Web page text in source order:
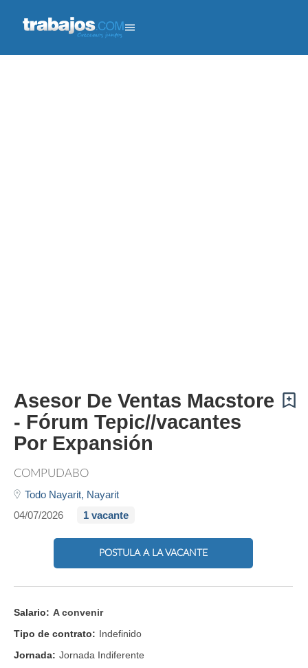
Asesor De Ventas Macstore
- Fórum Tepic//vacantes
Por Expansión
COMPUDABO
Todo Nayarit, Nayarit
04/07/2026
1 vacante
POSTULA A LA VACANTE
Salario: A convenir
Tipo de contrato: Indefinido
Jornada: Jornada Indiferente